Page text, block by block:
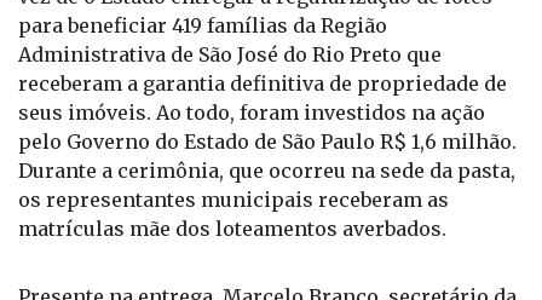
Administrativa de São José do Rio Preto que
receberam a garantia definitiva de propriedade de
seus imóveis. Ao todo, foram investidos na ação
pelo Governo do Estado de São Paulo R$ 1,6 milhão.
Durante a cerimônia, que ocorreu na sede da pasta,
os representantes municipais receberam as
matrículas mãe dos loteamentos averbados.
SDUH, explicou que o evento teve por objetivo